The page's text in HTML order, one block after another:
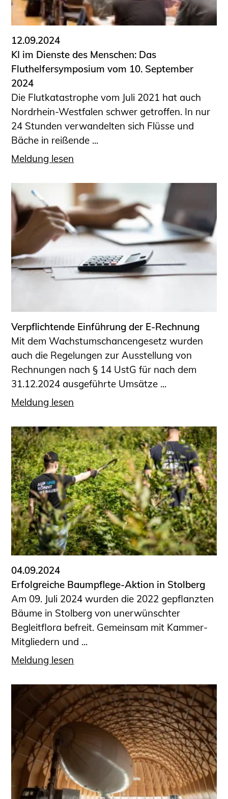
Informationen für Fortbildungsträger
Anträge, Anzeigen, Formulare
Fortbildung/Seminare
Informationen für Ingenieurinnen
und Ingenieure
Recht
Planungswettbewerbe
Publikationen
Stellenbörse
Öffentlich bestellte und vereidigte
Prüfsachverständige
Qualifizierte Tragwerksplaner/-innen
Bauvorlageberechtigte
Sachkundige für Zustands- und
Funktionsprüfung privater
Abwasserleitungen
Vereinbarungen mit
Zusatzqualifikationen
Geschützter Bereich
Informationen für Auftraggeber und
Verbraucher
Ingenieursuche (Mitglieder der IK-Bau
NRW)
Bauherren-ABC
Informationen für Schülerinnen,
Schüler und Studierende
Projekte für Schülerinnen und Schüler
START.ING. Das Studierenden Praxis-
Programm
Wissenswertes für Studierende
Wettbewerbe für Studierende
BLING.BLING.
Kammer Newsletter
Presse
Kontakt und Anfahrt
Impressum
Datenschutz
Ingenieurakademie West
12.09.2024
KI im Dienste des Menschen: Das
Fluthelfersymposium vom 10. September
2024
Die Flutkatastrophe vom Juli 2021 hat auch
Nordrhein-Westfalen schwer getroffen. In nur
24 Stunden verwandelten sich Flüsse und
Bäche in reißende ...
Meldung lesen
Verpflichtende Einführung der E-Rechnung
Mit dem Wachstumschancengesetz wurden
auch die Regelungen zur Ausstellung von
Rechnungen nach § 14 UstG für nach dem
31.12.2024 ausgeführte Umsätze ...
Meldung lesen
04.09.2024
Erfolgreiche Baumpflege-Aktion in Stolberg
Am 09. Juli 2024 wurden die 2022 gepflanzten
Bäume in Stolberg von unerwünschter
Begleitflora befreit. Gemeinsam mit Kammer-
Mitgliedern und ...
Meldung lesen